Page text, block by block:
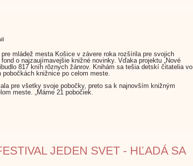
pre mládež mesta Košice v závere roka rozšírila pre svojich
o najzaujímavejšie knižné novinky. Vďaka projektu „Nové
817 kníh rôznych žánrov. Knihám sa tešia detskí čitatelia vo
pobočkách knižnice po celom meste.
pre všetky svoje pobočky, preto sa k najnovším knižným
meste. „Máme 21 pobočiek.
JEDEN SVET - HĽADÁ SA